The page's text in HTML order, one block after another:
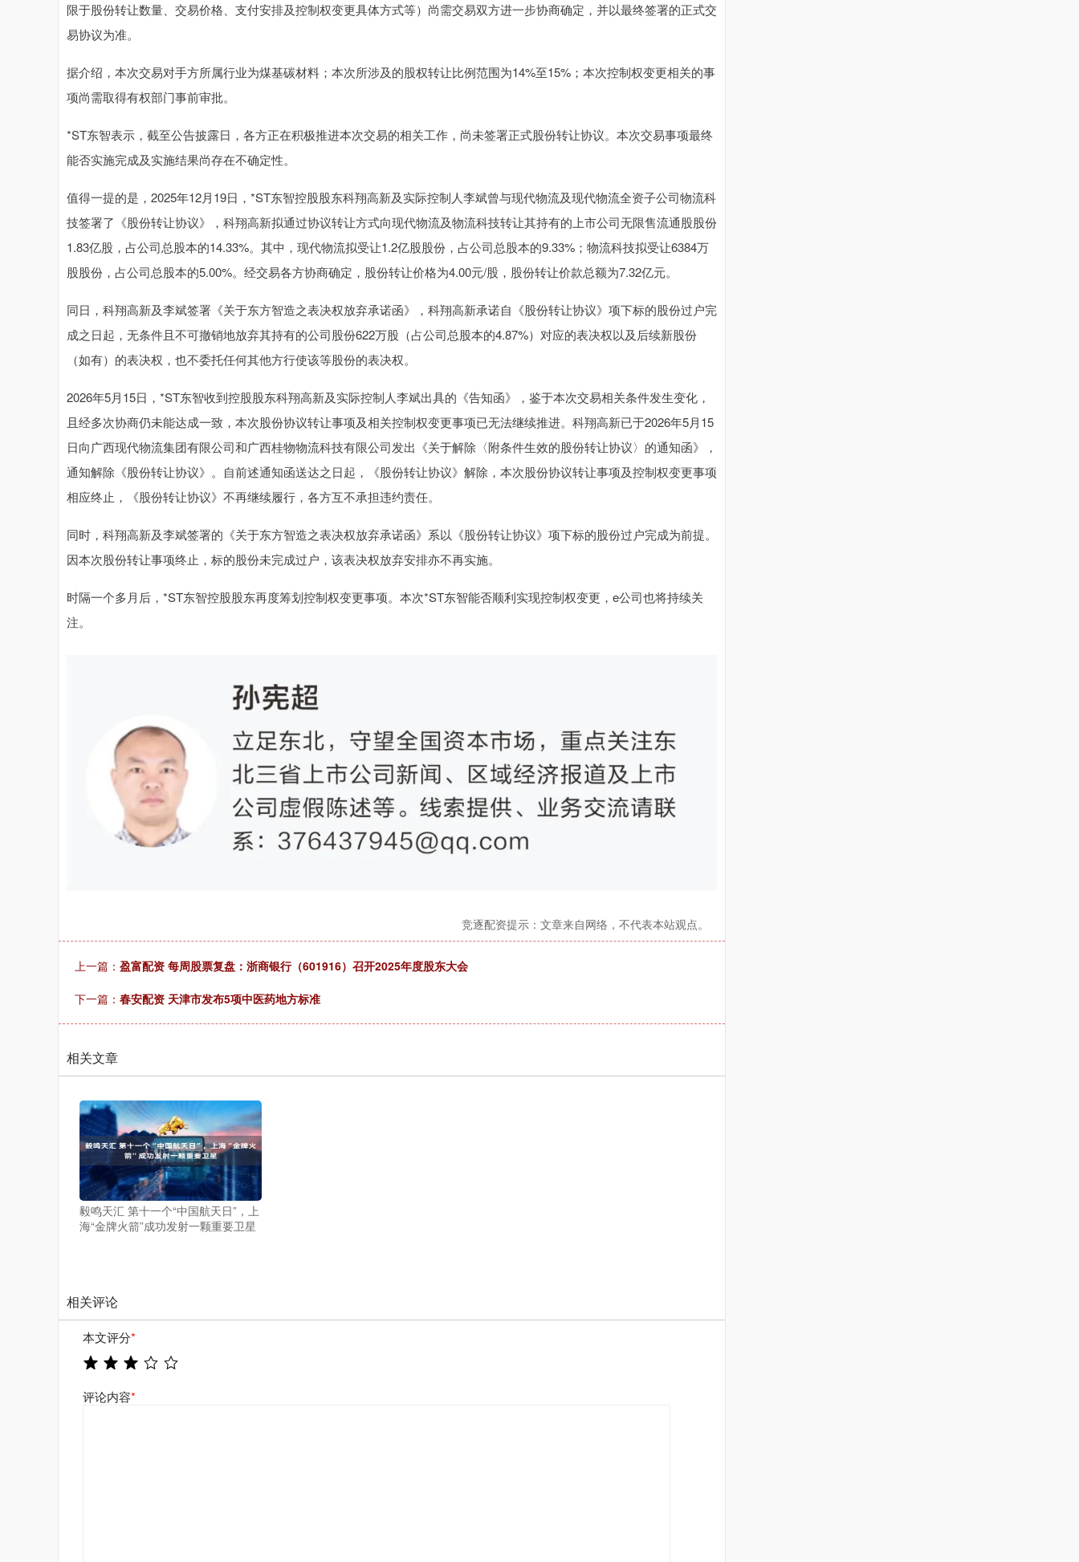
限于股份转让数量、交易价格、支付安排及控制权变更具体方式等）尚需交易双方进一步协商确定，并以最终签署的正式交
易协议为准。
据介绍，本次交易对手方所属行业为煤基碳材料；本次所涉及的股权转让比例范围为14%至15%；本次控制权变更相关的事
项尚需取得有权部门事前审批。
*ST东智表示，截至公告披露日，各方正在积极推进本次交易的相关工作，尚未签署正式股份转让协议。本次交易事项最终
能否实施完成及实施结果尚存在不确定性。
值得一提的是，2025年12月19日，*ST东智控股股东科翔高新及实际控制人李斌曾与现代物流及现代物流全资子公司物流科
技签署了《股份转让协议》，科翔高新拟通过协议转让方式向现代物流及物流科技转让其持有的上市公司无限售流通股股份
1.83亿股，占公司总股本的14.33%。其中，现代物流拟受让1.2亿股股份，占公司总股本的9.33%；物流科技拟受让6384万
股股份，占公司总股本的5.00%。经交易各方协商确定，股份转让价格为4.00元/股，股份转让价款总额为7.32亿元。
同日，科翔高新及李斌签署《关于东方智造之表决权放弃承诺函》，科翔高新承诺自《股份转让协议》项下标的股份过户完
成之日起，无条件且不可撤销地放弃其持有的公司股份622万股（占公司总股本的4.87%）对应的表决权以及后续新股份
（如有）的表决权，也不委托任何其他方行使该等股份的表决权。
2026年5月15日，*ST东智收到控股股东科翔高新及实际控制人李斌出具的《告知函》，鉴于本次交易相关条件发生变化，
且经多次协商仍未能达成一致，本次股份协议转让事项及相关控制权变更事项已无法继续推进。科翔高新已于2026年5月15
日向广西现代物流集团有限公司和广西桂物物流科技有限公司发出《关于解除〈附条件生效的股份转让协议〉的通知函》，
通知解除《股份转让协议》。自前述通知函送达之日起，《股份转让协议》解除，本次股份协议转让事项及控制权变更事项
相应终止，《股份转让协议》不再继续履行，各方互不承担违约责任。
同时，科翔高新及李斌签署的《关于东方智造之表决权放弃承诺函》系以《股份转让协议》项下标的股份过户完成为前提。
因本次股份转让事项终止，标的股份未完成过户，该表决权放弃安排亦不再实施。
时隔一个多月后，*ST东智控股股东再度筹划控制权变更事项。本次*ST东智能否顺利实现控制权变更，e公司也将持续关
注。
竞逐配资提示：文章来自网络，不代表本站观点。
上一篇： 盈富配资 每周股票复盘：浙商银行（601916）召开2025年度股东大会
下一篇： 春安配资 天津市发布5项中医药地方标准
相关文章
毅鸣天汇 第十一个“中国航天日”，上
海“金牌火箭”成功发射一颗重要卫星
相关评论
本文评分*
评论内容*